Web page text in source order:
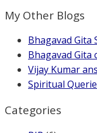
My Other Blogs
Bhagavad Gita
Bhagavad Gita
Vijay Kumar
Spiritual
Categories